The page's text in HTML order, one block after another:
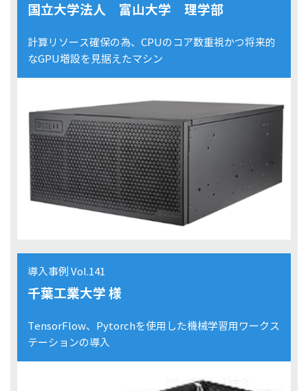
国立大学法人 富山大学 理学部
計算リソース確保の為、CPUのコア数重視かつ将来的
なGPU増設を見据えたマシン
導入事例 Vol.141
千葉工業大学 様
TensorFlow、Pytorchを使用した機械学習用ワークス
テーションの導入